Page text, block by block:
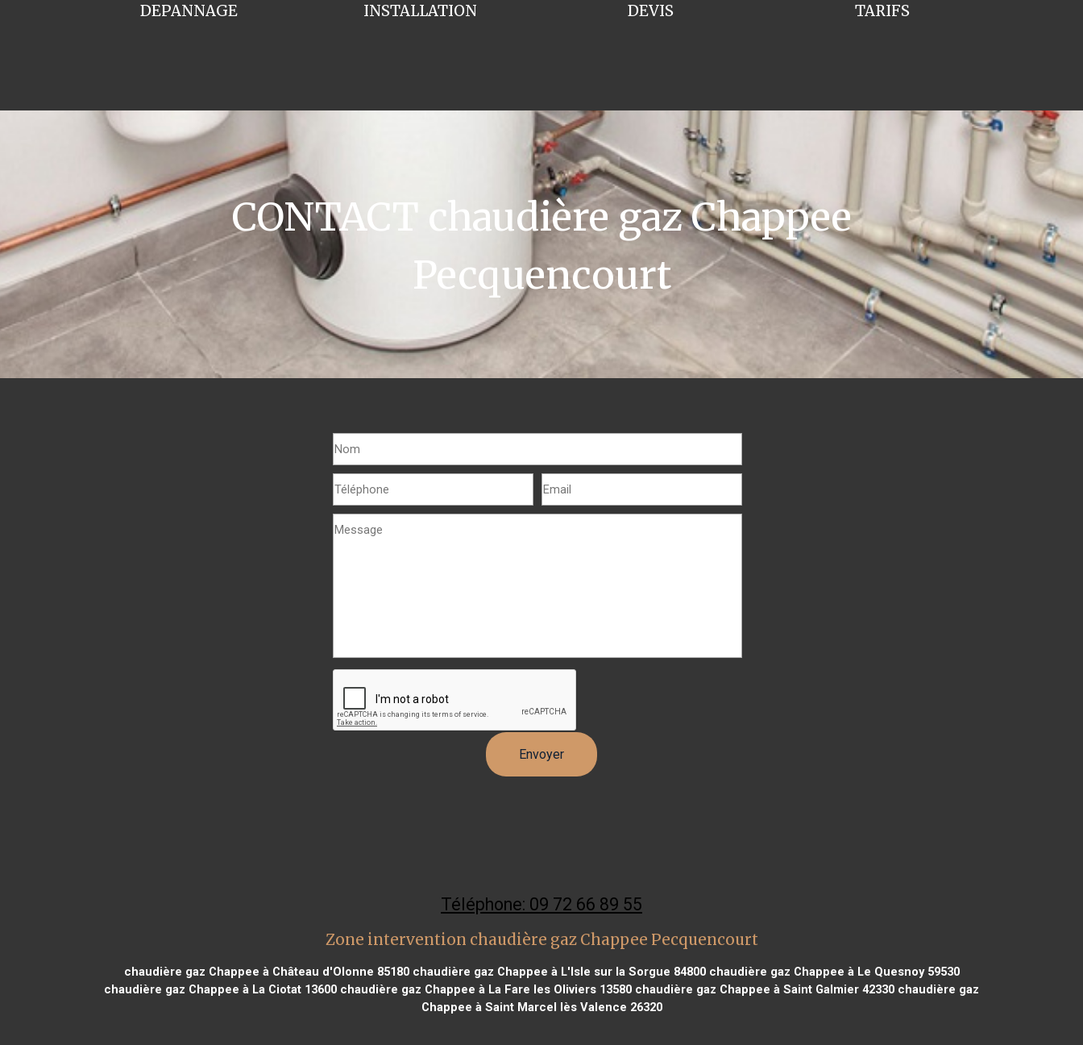
INSTALLATION
DEPANNAGE TARIFS
DEVIS
CONTACT chaudière gaz Chappee
Pecquencourt
Téléphone: 09 72 66 89 55
Zone intervention chaudière gaz Chappee Pecquencourt
chaudière gaz Chappee à Château d'Olonne 85180chaudière gaz Chappee à L'Isle sur la Sorgue 84800chaudière gaz Chappee à Le Quesnoy 59530
chaudière gaz Chappee à La Ciotat 13600 chaudière gaz Chappee à La Fare les Oliviers 13580 chaudière gaz Chappee à Saint Galmier 42330 chaudière gaz
Chappee à Saint Marcel lès Valence 26320